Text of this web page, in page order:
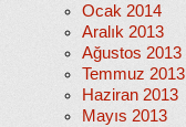
Ocak 2014
Aralık 2013
Ağustos 2013
Temmuz 2013
Haziran 2013
Mayıs 2013